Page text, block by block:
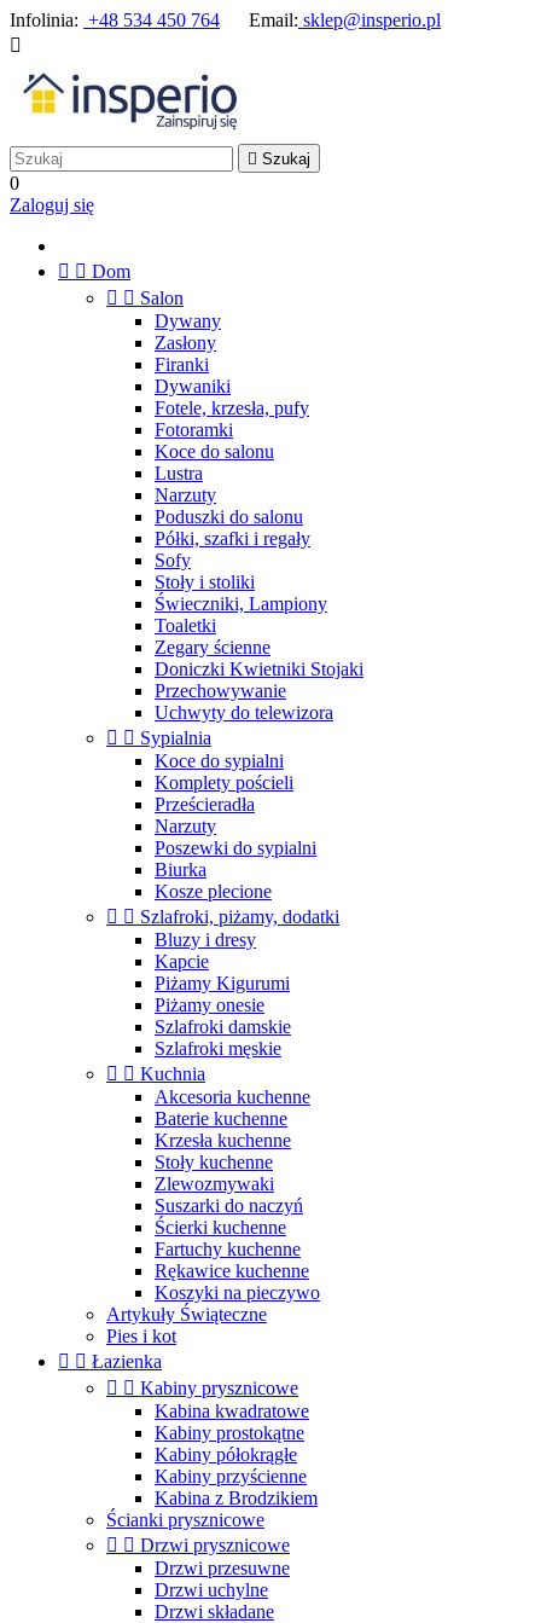
Infolinia: +48 534 450 764 Email: sklep@insperio.pl

 Szukaj
0
Zaloguj się
  Dom
  Salon
Dywany
Zasłony
Firanki
Dywaniki
Fotele, krzesła, pufy
Fotoramki
Koce do salonu
Lustra
Narzuty
Poduszki do salonu
Półki, szafki i regały
Sofy
Stoły i stoliki
Świeczniki, Lampiony
Toaletki
Zegary ścienne
Doniczki Kwietniki Stojaki
Przechowywanie
Uchwyty do telewizora
  Sypialnia
Koce do sypialni
Komplety pościeli
Prześcieradła
Narzuty
Poszewki do sypialni
Biurka
Kosze plecione
  Szlafroki, piżamy, dodatki
Bluzy i dresy
Kapcie
Piżamy Kigurumi
Piżamy onesie
Szlafroki damskie
Szlafroki męskie
  Kuchnia
Akcesoria kuchenne
Baterie kuchenne
Krzesła kuchenne
Stoły kuchenne
Zlewozmywaki
Suszarki do naczyń
Ścierki kuchenne
Fartuchy kuchenne
Rękawice kuchenne
Koszyki na pieczywo
Artykuły Świąteczne
Pies i kot
  Łazienka
  Kabiny prysznicowe
Kabina kwadratowe
Kabiny prostokątne
Kabiny półokrągłe
Kabiny przyścienne
Kabina z Brodzikiem
Ścianki prysznicowe
  Drzwi prysznicowe
Drzwi przesuwne
Drzwi uchylne
Drzwi składane